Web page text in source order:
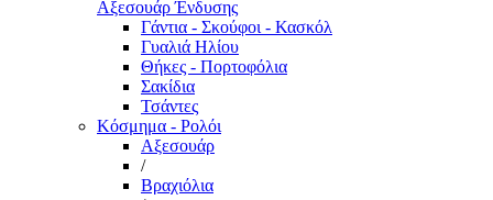
Αξεσουάρ Ένδυσης
Γάντια - Σκούφοι - Κασκόλ
Γυαλιά Ηλίου
Θήκες - Πορτοφόλια
Σακίδια
Τσάντες
Κόσμημα - Ρολόι
Αξεσουάρ
/
Βραχιόλια